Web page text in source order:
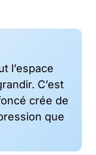
l’espace
C’est
crée de
que